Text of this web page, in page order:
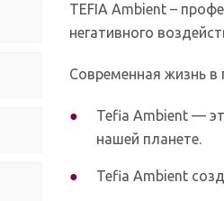
TEFIA Ambient –
негативного
Современная жизнь в
Tefia Ambient —
нашей планете.
Tefia Ambient